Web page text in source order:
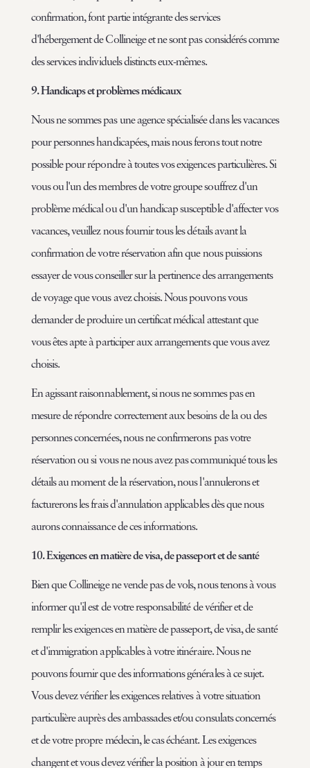
confirmation, font partie intégrante des services
d'hébergement de Collineige et ne sont pas considérés comme
des services individuels distincts eux-mêmes.
9. Handicaps et problèmes médicaux
Nous ne sommes pas une agence spécialisée dans les vacances
pour personnes handicapées, mais nous ferons tout notre
possible pour répondre à toutes vos exigences particulières. Si
vous ou l'un des membres de votre groupe souffrez d'un
problème médical ou d'un handicap susceptible d'affecter vos
vacances, veuillez nous fournir tous les détails avant la
confirmation de votre réservation afin que nous puissions
essayer de vous conseiller sur la pertinence des arrangements
de voyage que vous avez choisis. Nous pouvons vous
demander de produire un certificat médical attestant que
vous êtes apte à participer aux arrangements que vous avez
choisis.
En agissant raisonnablement, si nous ne sommes pas en
mesure de répondre correctement aux besoins de la ou des
personnes concernées, nous ne confirmerons pas votre
réservation ou si vous ne nous avez pas communiqué tous les
détails au moment de la réservation, nous l'annulerons et
facturerons les frais d'annulation applicables dès que nous
aurons connaissance de ces informations.
10. Exigences en matière de visa, de passeport et de santé
Bien que Collineige ne vende pas de vols, nous tenons à vous
informer qu'il est de votre responsabilité de vérifier et de
remplir les exigences en matière de passeport, de visa, de santé
et d'immigration applicables à votre itinéraire. Nous ne
pouvons fournir que des informations générales à ce sujet.
Vous devez vérifier les exigences relatives à votre situation
particulière auprès des ambassades et/ou consulats concernés
et de votre propre médecin, le cas échéant. Les exigences
changent et vous devez vérifier la position à jour en temps